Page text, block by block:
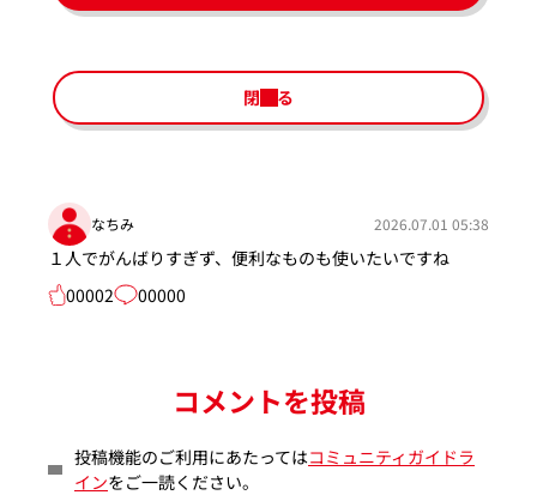
閉じる
なちみ 2026.07.01 05:38
１人でがんばりすぎず、便利なものも使いたいですね
00002
00000
コメントを投稿
投稿機能のご利用にあたってはコミュニティガイドラ
インをご一読ください。